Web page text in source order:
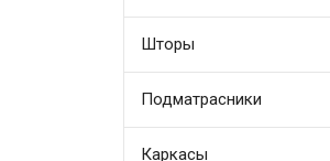
Шторы
Подматрасники
Каркасы